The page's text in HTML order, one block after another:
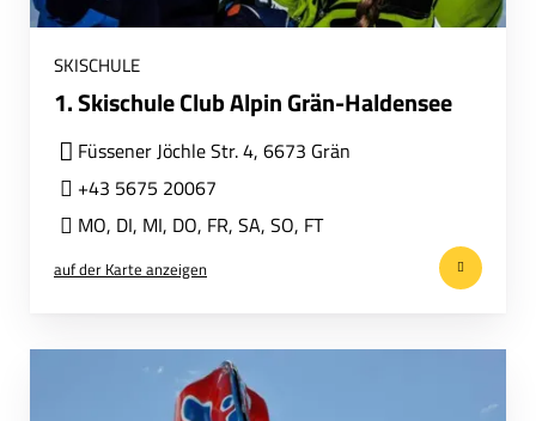
SKISCHULE
1. Skischule Club Alpin Grän-Haldensee
Füssener Jöchle Str. 4, 6673 Grän
+43 5675 20067
MO, DI, MI, DO, FR, SA, SO, FT
auf der Karte anzeigen